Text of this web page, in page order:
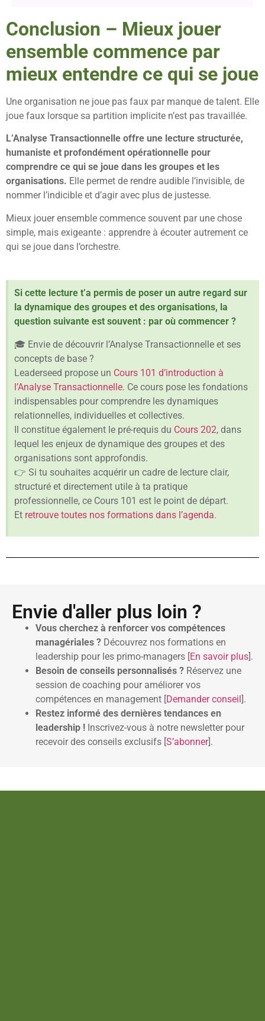
Conclusion – Mieux jouer
ensemble commence par
mieux entendre ce qui se joue
Une organisation ne joue pas faux par manque de talent. Elle
joue faux lorsque sa partition implicite n’est pas travaillée.
L’Analyse Transactionnelle offre une lecture structurée,
humaniste et profondément opérationnelle pour
comprendre ce qui se joue dans les groupes et les
organisations. Elle permet de rendre audible l’invisible, de
nommer l’indicible et d’agir avec plus de justesse.
Mieux jouer ensemble commence souvent par une chose
simple, mais exigeante : apprendre à écouter autrement ce
qui se joue dans l’orchestre.
Si cette lecture t’a permis de poser un autre regard sur
la dynamique des groupes et des organisations, la
question suivante est souvent : par où commencer ?
🎓 Envie de découvrir l’Analyse Transactionnelle et ses
concepts de base ?
Leaderseed propose un Cours 101 d’introduction à
l’Analyse Transactionnelle. Ce cours pose les fondations
indispensables pour comprendre les dynamiques
relationnelles, individuelles et collectives.
Il constitue également le pré-requis du Cours 202, dans
lequel les enjeux de dynamique des groupes et des
organisations sont approfondis.
👉 Si tu souhaites acquérir un cadre de lecture clair,
structuré et directement utile à ta pratique
professionnelle, ce Cours 101 est le point de départ.
Et retrouve toutes nos formations dans l’agenda.
Envie d'aller plus loin ?
Vous cherchez à renforcer vos compétences
managériales ? Découvrez nos formations en
leadership pour les primo-managers [En savoir plus].
Besoin de conseils personnalisés ? Réservez une
session de coaching pour améliorer vos
compétences en management [Demander conseil].
Restez informé des dernières tendances en
leadership ! Inscrivez-vous à notre newsletter pour
recevoir des conseils exclusifs [S’abonner].